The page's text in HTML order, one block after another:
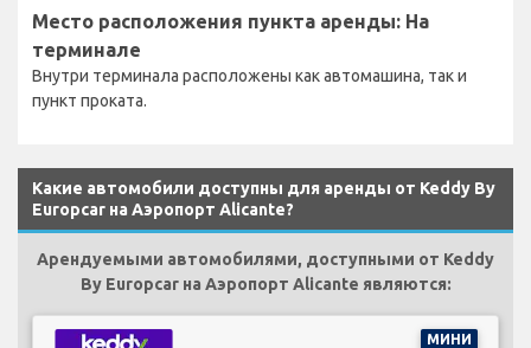
Место расположения пункта аренды: На
терминале
Внутри терминала расположены как автомашина, так и
пункт проката.
Какие автомобили доступны для аренды от Keddy By
Europcar на Аэропорт Alicante?
Арендуемыми автомобилями, доступными от Keddy
By Europcar на Аэропорт Alicante являются:
МИНИ